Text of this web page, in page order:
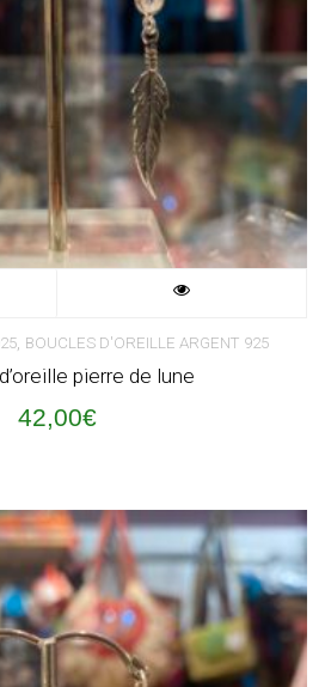
BOUCLES D'OREILLE ARGENT 925
pierre de lune
42,00€